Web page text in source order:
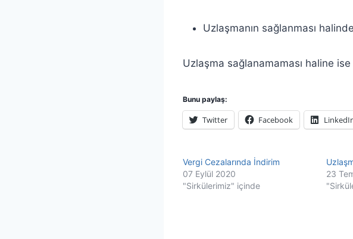
Uzlaşmanın sağlanması
Uzlaşma sağlanamaması haline
Bunu paylaş:
Twitter Facebook
Vergi Cezalarında İndirim
07 Eylül 2020
"Sirkülerimiz" içinde
23